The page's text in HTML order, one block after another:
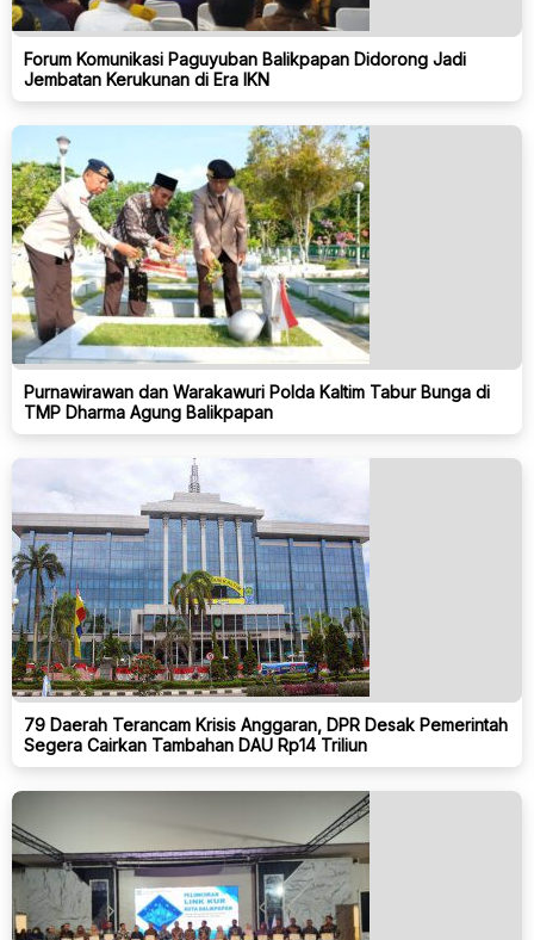
Forum Komunikasi Paguyuban Balikpapan Didorong Jadi
Jembatan Kerukunan di Era IKN
Purnawirawan dan Warakawuri Polda Kaltim Tabur Bunga di
TMP Dharma Agung Balikpapan
79 Daerah Terancam Krisis Anggaran, DPR Desak Pemerintah
Segera Cairkan Tambahan DAU Rp14 Triliun